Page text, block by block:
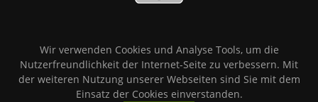
Wir verwenden Cookies und Analyse Tools, um die
Nutzerfreundlichkeit der Internet-Seite zu verbessern. Mit
der weiteren Nutzung unserer Webseiten sind Sie mit dem
Einsatz der Cookies einverstanden.